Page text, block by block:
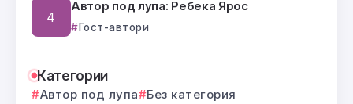
Автор под лупа: Ребека Ярос
Гост-автори
Категории
Автор под лупа
Без категория